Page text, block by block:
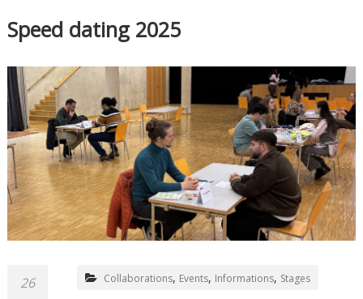
Speed dating 2025
26 Collaborations, Events, Informations, Stages